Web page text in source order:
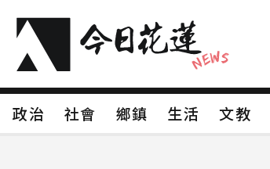
政治 社會 鄉鎮 生活 文教
政治 社會 鄉鎮 生活 文教